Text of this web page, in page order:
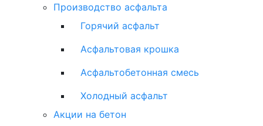
Производство асфальта
Горячий асфальт
Асфальтовая крошка
Асфальтобетонная смесь
Холодный асфальт
Акции на бетон